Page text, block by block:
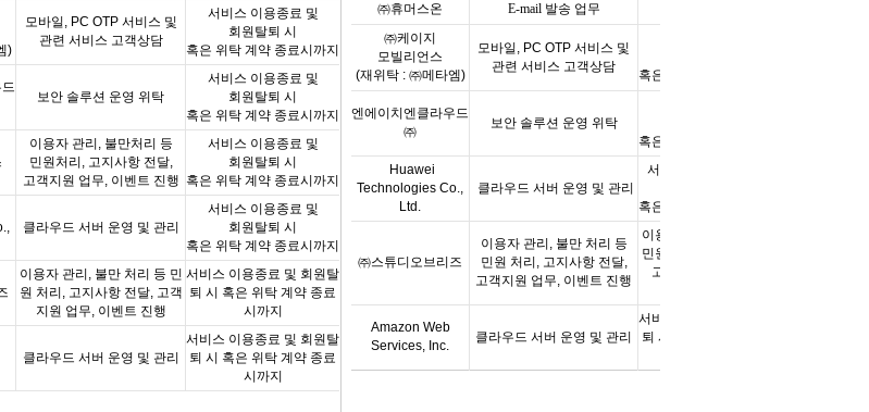
)
모바일 , PC OTP 서비스 및
관련 서비스 고객상담
서비스 이용종료 및
회원탈퇴 시
혹은 위탁 계약 종료시까지
보안 솔루션 운영 위탁
서비스 이용종료 및
회원탈퇴 시
혹은 위탁 계약 종료시까지
이용자 관리 , 불만처리 등
민원처리 , 고지사항 전달,
고객지원 업무, 이벤트 진행
서비스 이용종료 및
회원탈퇴 시
혹은 위탁 계약 종료시까지
클라우드 서버 운영 및 관리
서비스 이용종료 및
회원탈퇴 시
혹은 위탁 계약 종료시까지
이용자 관리, 불만 처리 등 민
원 처리, 고지사항 전달, 고객
지원 업무, 이벤트 진행
서비스 이용종료 및 회원탈
퇴 시 혹은 위탁 계약 종료
시까지
클라우드 서버 운영 및 관리
서비스 이용종료 및 회원탈
퇴 시 혹은 위탁 계약 종료
시까지
㈜휴머스온
E-mail 발송 업무
㈜케이지
모빌리언스
(재위탁: ㈜메타엠)
모바일 , PC OTP서비스 및
관련 서비스 고객상담
혹은 위탁 계약 종료시까지
엔에이치엔클라우드
㈜
보안 솔루션 운영 위탁
혹은 위탁 계약 종료시까지
Huawei
Technologies Co.,
Ltd.
클라우드 서버 운영 및 관리
서비스 이용종료 및 회원
혹은 위탁 계약 종료시까지
㈜스튜디 오브리즈
이용자 관리, 불만 처리 등
민원 처리, 고지사항 전달,
고객지원 업무, 이벤트 진행
이용자 관리, 불만 처리 등
민원 처리, 고지사항 전달,
고객지원 업무, 이벤트
Amazon Web
Services, Inc.
클라우드 서버 운영 및 관리
서비스 이용종료 및 회원탈
퇴 시 혹은 위탁 계약 종료